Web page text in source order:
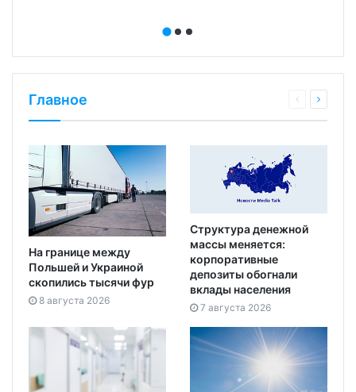
Главное
На границе между
Польшей и Украиной
скопились тысячи фур
8 августа 2026
Структура денежной
массы меняется:
корпоративные
депозиты обогнали
вклады населения
7 августа 2026